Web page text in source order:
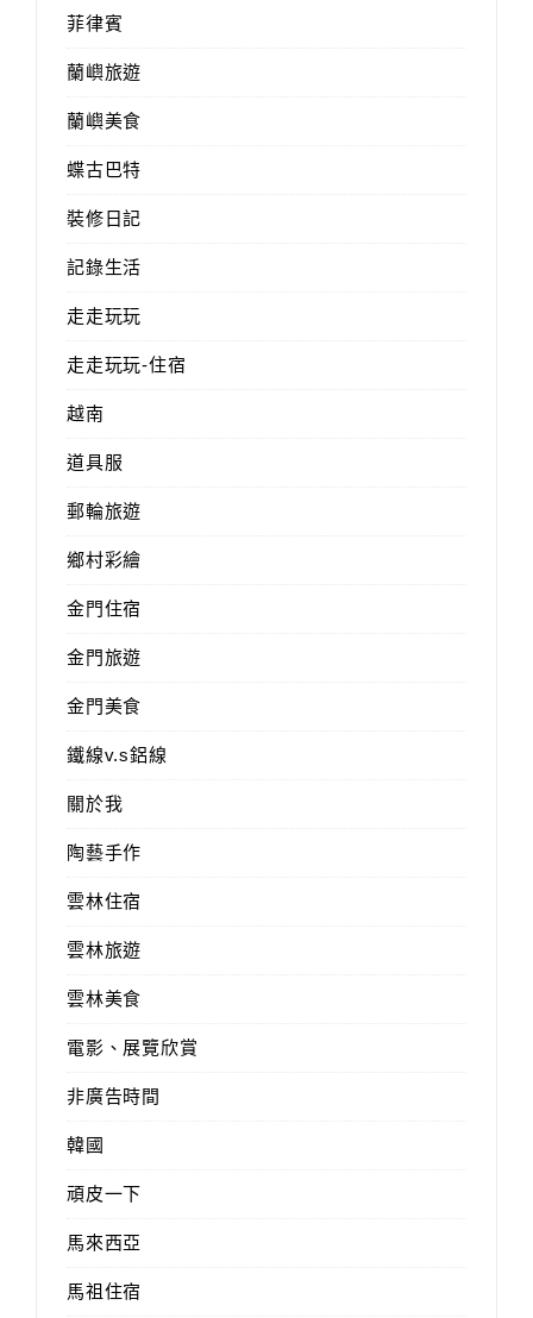
菲律賓
蘭嶼旅遊
蘭嶼美食
蝶古巴特
裝修日記
記錄生活
走走玩玩
走走玩玩-住宿
越南
道具服
郵輪旅遊
鄉村彩繪
金門住宿
金門旅遊
金門美食
鐵線v.s鋁線
關於我
陶藝手作
雲林住宿
雲林旅遊
雲林美食
電影、展覽欣賞
非廣告時間
韓國
頑皮一下
馬來西亞
馬祖住宿